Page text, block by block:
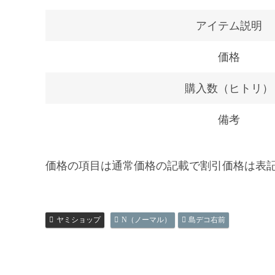
アイテム説明
価格
購入数（ヒトリ）
備考
価格の項目は通常価格の記載で割引価格は表
ヤミショップ N（ノーマル） 島デコ右前